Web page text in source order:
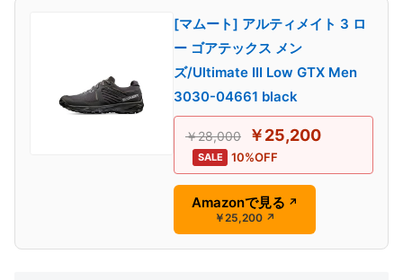
[マムート] アルティメイト 3 ロ
ー ゴアテックス メン
ズ/Ultimate III Low GTX Men
3030-04661 black
￥28,000 ￥25,200
SALE 10%OFF
Amazonで見る ↗
￥25,200 ↗